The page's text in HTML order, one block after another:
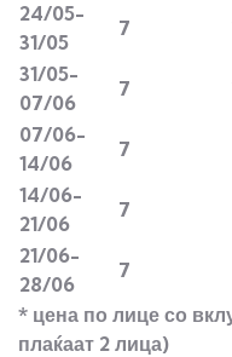
24/05-
31/05
7
31/05-
07/06
7
07/06-
14/06
7
14/06-
21/06
7
21/06-
28/06
7
* цена по лице со
плаќаат 2 лица)